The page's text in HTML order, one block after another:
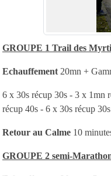
GROUPE 1 Trail des
Echauffement 20mn +
6 x 30s récup 30s - 3 x 1mn
récup 40s - 6 x 30s récup
Retour au Calme 10
GROUPE 2 semi-